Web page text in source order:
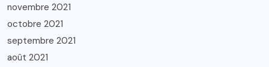
novembre 2021
octobre 2021
septembre 2021
août 2021